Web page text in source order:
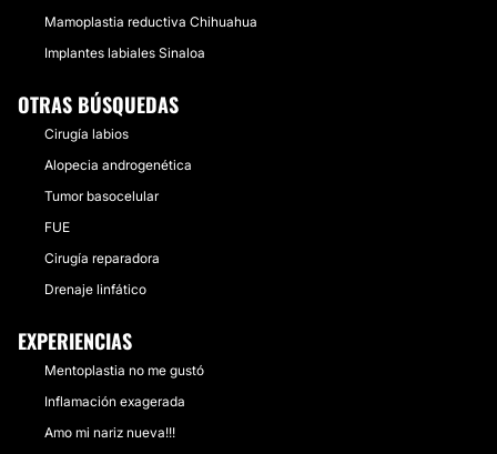
Mamoplastia reductiva Chihuahua
Implantes labiales Sinaloa
OTRAS BÚSQUEDAS
Cirugía labios
Alopecia androgenética
Tumor basocelular
FUE
Cirugía reparadora
Drenaje linfático
EXPERIENCIAS
Mentoplastia no me gustó
Inflamación exagerada
Amo mi nariz nueva!!!